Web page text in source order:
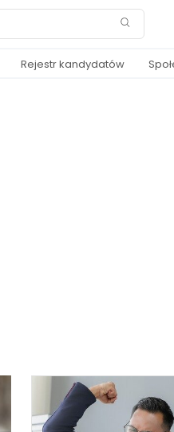
Rejestr kandydatów